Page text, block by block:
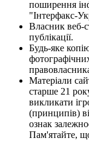
поширення
"Інтерфакс-
Власник веб-
публікації.
Будь-яке
Матеріали
старше 21
викликати
(принципів)
ознак
Пам'ятайте,